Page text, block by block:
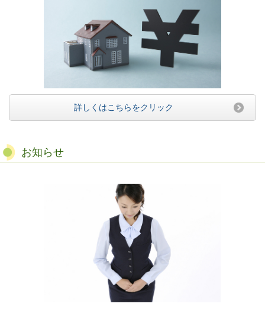
詳しくはこちらをクリック
お知らせ